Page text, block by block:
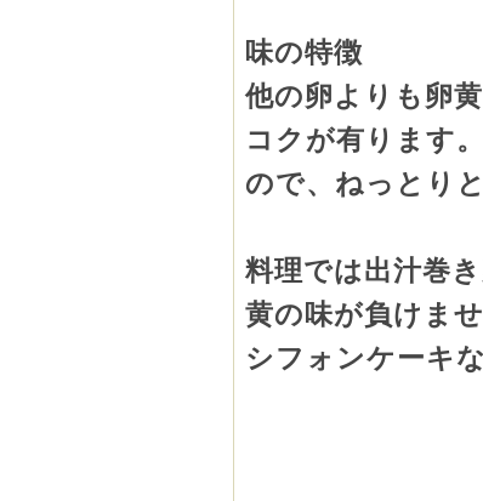
味の特徴
他の卵よりも卵
コクが有ります
ので、ねっとり
料理では出汁巻
黄の味が負けませ
シフォンケーキ